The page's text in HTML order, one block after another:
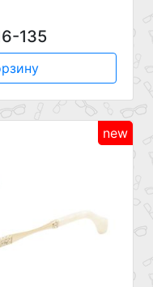
135
new